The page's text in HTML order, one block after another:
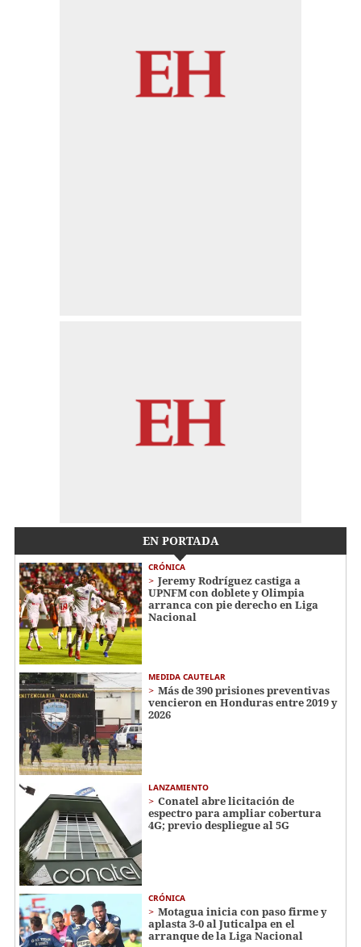
EN PORTADA
CRÓNICA
Jeremy Rodríguez castiga a
UPNFM con doblete y Olimpia
arranca con pie derecho en Liga
Nacional
MEDIDA CAUTELAR
Más de 390 prisiones preventivas
vencieron en Honduras entre 2019 y
2026
LANZAMIENTO
Conatel abre licitación de
espectro para ampliar cobertura
4G; previo despliegue al 5G
CRÓNICA
Motagua inicia con paso firme y
aplasta 3-0 al Juticalpa en el
arranque de la Liga Nacional